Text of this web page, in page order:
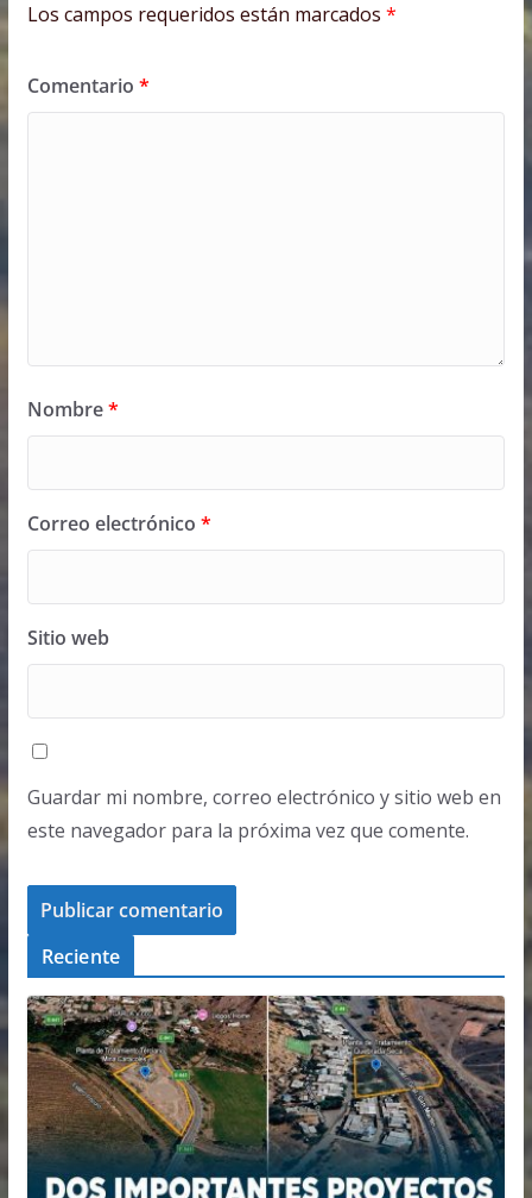
Los campos requeridos están marcados *
Comentario *
Nombre*
Correo electrónico *
Sitio web
Guardar mi nombre, correo electrónico y sitio web en
este navegador para la próxima vez que comente.
Reciente